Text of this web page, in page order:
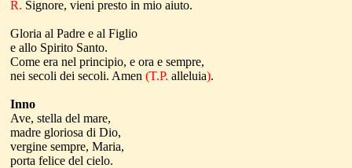
R. Signore, vieni presto in mio aiuto.
Gloria al Padre e al Figlio
e allo Spirito Santo.
Come era nel principio, e ora e sempre,
nei secoli dei secoli. Amen (T.P. alleluia).
Inno
Ave, stella del mare,
madre gloriosa di Dio,
vergine sempre, Maria,
porta felice del cielo.